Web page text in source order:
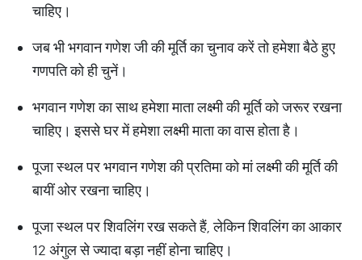
चाहिए।
जब भी भगवान गणेश जी की मूर्ति का चुनाव करें तो हमेशा बैठे हुए
गणपति को ही चुनें।
भगवान गणेश का साथ हमेशा माता लक्ष्मी की मूर्ति को जरूर रखना
चाहिए। इससे घर में हमेशा लक्ष्मी माता का वास होता है।
पूजा स्थल पर भगवान गणेश की प्रतिमा को मां लक्ष्मी की मूर्ति की
बायीं ओर रखना चाहिए।
पूजा स्थल पर शिवलिंग रख सकते हैं, लेकिन शिवलिंग का आकार
12 अंगुल से ज्यादा बड़ा नहीं होना चाहिए।